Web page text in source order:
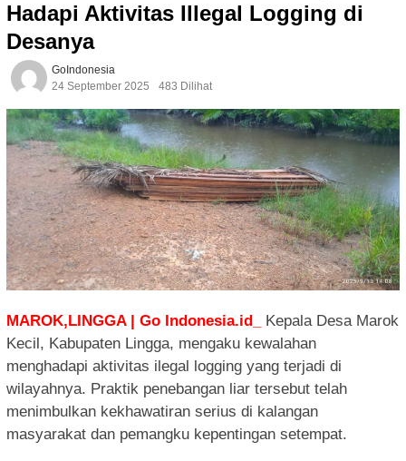
Hadapi Aktivitas Illegal Logging di
Desanya
GoIndonesia
24 September 2025
483 Dilihat
MAROK,LINGGA | Go Indonesia.id_
Kepala Desa Marok
Kecil, Kabupaten Lingga, mengaku kewalahan
menghadapi aktivitas ilegal logging yang terjadi di
wilayahnya. Praktik penebangan liar tersebut telah
menimbulkan kekhawatiran serius di kalangan
masyarakat dan pemangku kepentingan setempat.